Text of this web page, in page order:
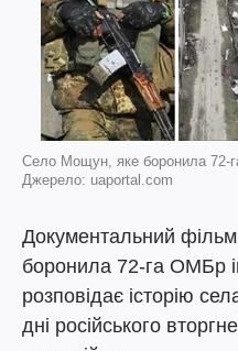
Село Мощун, яке боронила 72-
Джерело: uaportal.com
Документальний
боронила 72-га ОМБр
розповідає історію
дні російського